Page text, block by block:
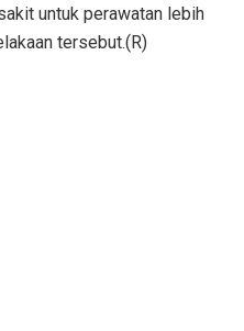
untuk perawatan lebih
tersebut.(R)